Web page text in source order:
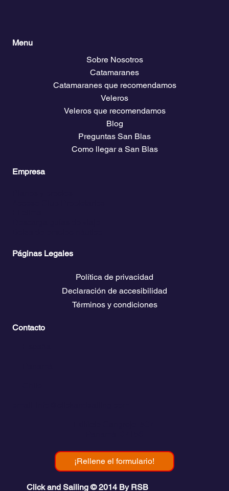
Menu
Sobre Nosotros
Catamaranes
Catamaranes que recomendamos
Veleros
Veleros que recomendamos
Blog
Preguntas San Blas
Como llegar a San Blas
Empresa
Click and Sailing © 2014 By RSB
Páginas Legales
Política de privacidad
Declaración de accesibilidad
Términos y condiciones
¡Rellene el formulario!
Contacto